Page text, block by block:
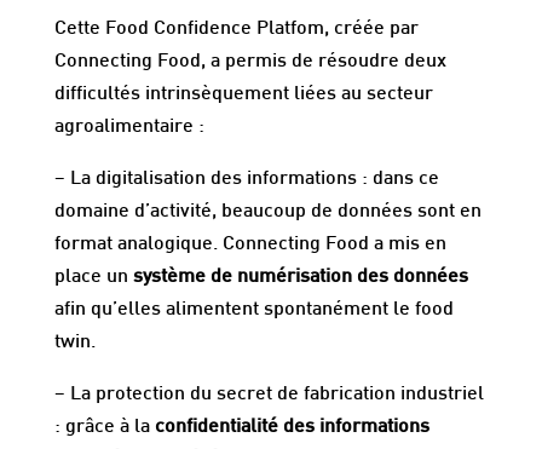
Cette Food Confidence Platfom, créée par
Connecting Food, a permis de résoudre deux
difficultés intrinsèquement liées au secteur
agroalimentaire :
– La digitalisation des informations : dans ce
domaine d’activité, beaucoup de données sont en
format analogique. Connecting Food a mis en
place un système de numérisation des données
afin qu’elles alimentent spontanément le food
twin.
– La protection du secret de fabrication industriel
: grâce à la confidentialité des informations